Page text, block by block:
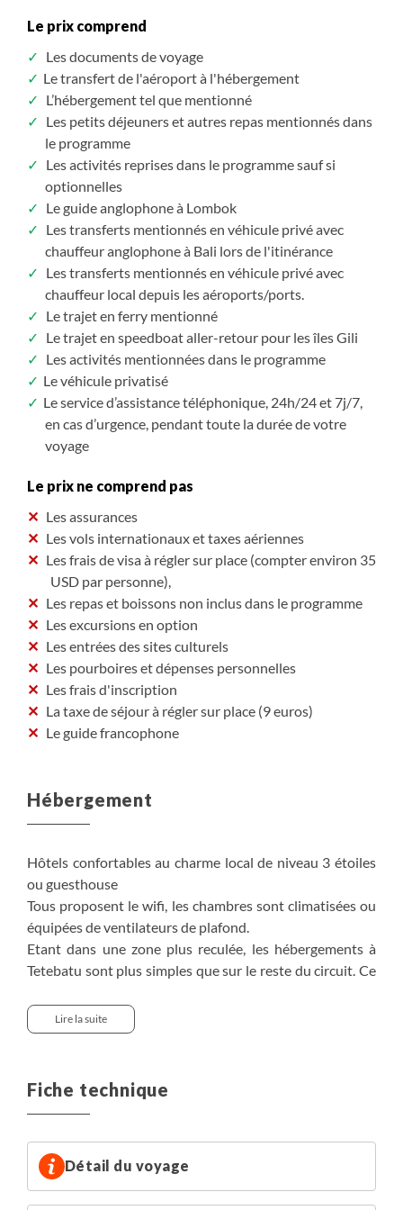
Le prix comprend
Les documents de voyage
Le transfert de l'aéroport à l'hébergement
L’hébergement tel que mentionné
Les petits déjeuners et autres repas mentionnés dans
le programme
Les activités reprises dans le programme sauf si
optionnelles
Le guide anglophone à Lombok
Les transferts mentionnés en véhicule privé avec
chauffeur anglophone à Bali lors de l'itinérance
Les transferts mentionnés en véhicule privé avec
chauffeur local depuis les aéroports/ports.
Le trajet en ferry mentionné
Le trajet en speedboat aller-retour pour les îles Gili
Les activités mentionnées dans le programme
Le véhicule privatisé
Le service d’assistance téléphonique, 24h/24 et 7j/7,
en cas d’urgence, pendant toute la durée de votre
voyage
Le prix ne comprend pas
Les assurances
Les vols internationaux et taxes aériennes
Les frais de visa à régler sur place (compter environ 35
USD par personne),
Les repas et boissons non inclus dans le programme
Les excursions en option
Les entrées des sites culturels
Les pourboires et dépenses personnelles
Les frais d'inscription
La taxe de séjour à régler sur place (9 euros)
Le guide francophone
Hébergement
Hôtels confortables au charme local de niveau 3 étoiles
ou guesthouse
Tous proposent le wifi, les chambres sont climatisées ou
équipées de ventilateurs de plafond.
Etant dans une zone plus reculée, les hébergements à
Tetebatu sont plus simples que sur le reste du circuit. Ce
agréable.
centre de Kuta Lombok (centre animé). Il est également
possible d'être logé près de l’une des belles plages
luxueux mais plus éloignés car face à la plage. Si vous
recherchez une zone reculée, un hébergement sur la
péninsule d’Ekas peut être une option Nous consulter
Lire la suite
Fiche technique
Détail du voyage